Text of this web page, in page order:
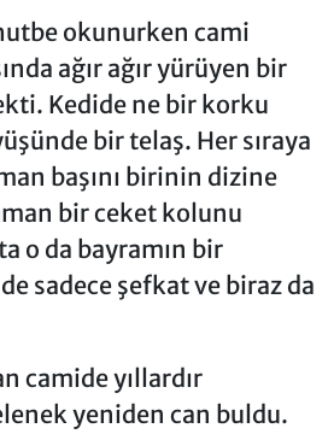
okunurken cami
ağır ağır yürüyen bir
Kedide ne bir korku
bir telaş. Her sıraya
başını birinin dizine
bir ceket kolunu
o da bayramın bir
sadece şefkat ve biraz da
camide yıllardır
yeniden can buldu.